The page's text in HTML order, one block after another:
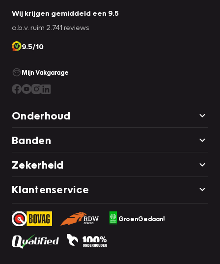
Wij krijgen gemiddeld een 9.5
o.b.v. ruim 2.741 reviews
9.5/10
Mijn Vakgarage
Onderhoud
Banden
Zekerheid
Klantenservice
GroenGedaan!